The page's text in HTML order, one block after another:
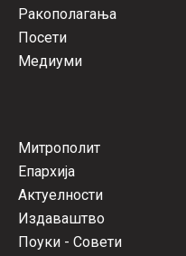
Ракополагања
Посети
Медиуми
Митрополит
Епархија
Актуелности
Издаваштво
Поуки - Совети